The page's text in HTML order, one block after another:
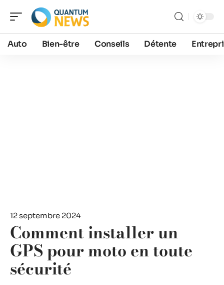
Auto Bien-être Conseils Détente
12 septembre 2024
Comment installer un
GPS pour moto en toute
sécurité